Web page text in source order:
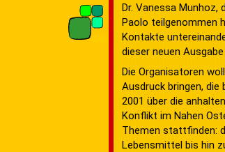
Dr. Vanessa
Paolo teilgenommen
Kontakte
dieser neuen
Die Organisatoren
Ausdruck bringen,
2001 über die
Konflikt im Nahen
Themen stattfinden:
Lebensmittel bis hin